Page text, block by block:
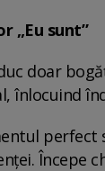
„Eu sunt”
doar
înlocuind
perfect
Începe